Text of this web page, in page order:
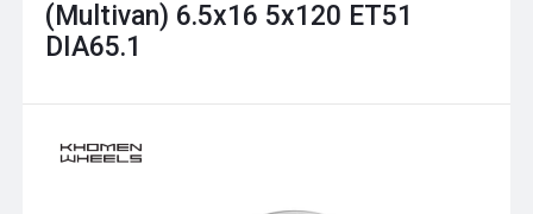
(Multivan) 6.5x16 5x120 ET51
DIA65.1